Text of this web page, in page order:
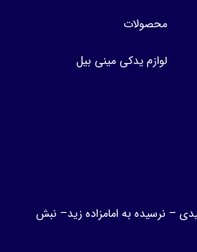
محصولات
لوازم یدکی مینی بیل
– نرسیده به امامزاده زید– نبش